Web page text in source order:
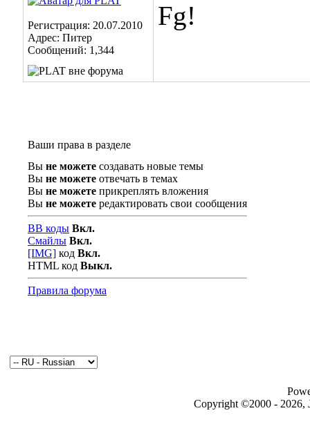
Регистрация: 20.07.2010
Адрес: Питер
Сообщений: 1,344
Fg!
Ваши права в разделе
Вы не можете создавать новые темы
Вы не можете отвечать в темах
Вы не можете прикреплять вложения
Вы не можете редактировать свои сообщения
BB коды Вкл.
Смайлы Вкл.
[IMG] код Вкл.
HTML код Выкл.
Правила форума
Copyright ©2000 - 2026,